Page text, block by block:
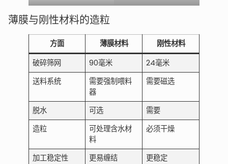
薄膜与刚性材料的造粒
方面 薄膜材料
刚性材料
破碎筛网
90毫米
24毫米
送料系统
需要强制喂料
器
需要磁选
脱水 可选
需要
造粒
可处理含水材
料
必须干燥
加工稳定性 更易缠结 更稳定